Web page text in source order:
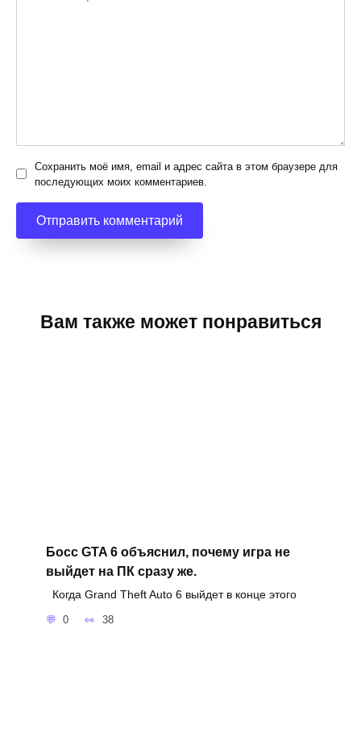
Сохранить моё имя, email и адрес сайта в этом браузере для
последующих моих комментариев.
Вам также может понравиться
Босс GTA 6 объяснил, почему игра не
выйдет на ПК сразу же.
Когда Grand Theft Auto 6 выйдет в конце этого
0 38